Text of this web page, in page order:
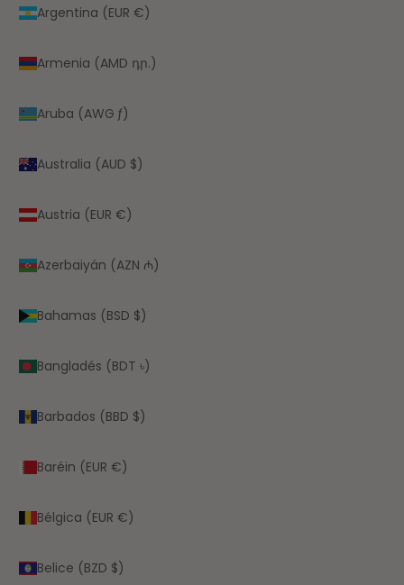
Argentina (EUR €)
Armenia (AMD դր.)
Aruba (AWG ƒ)
Australia (AUD $)
Austria (EUR €)
Azerbaiyán (AZN ₼)
Bahamas (BSD $)
Bangladés (BDT ৳)
Barbados (BBD $)
Baréin (EUR €)
Bélgica (EUR €)
Belice (BZD $)